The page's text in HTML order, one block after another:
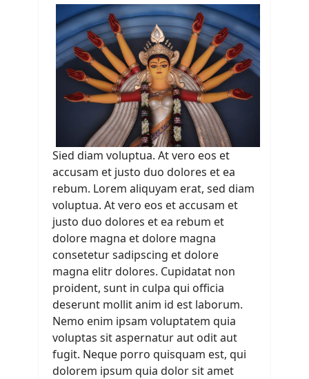
Sied diam voluptua. At vero eos et
accusam et justo duo dolores et ea
rebum. Lorem aliquyam erat, sed diam
voluptua. At vero eos et accusam et
justo duo dolores et ea rebum et
dolore magna et dolore magna
consetetur sadipscing et dolore
magna elitr dolores. Cupidatat non
proident, sunt in culpa qui officia
deserunt mollit anim id est laborum.
Nemo enim ipsam voluptatem quia
voluptas sit aspernatur aut odit aut
fugit. Neque porro quisquam est, qui
dolorem ipsum quia dolor sit amet